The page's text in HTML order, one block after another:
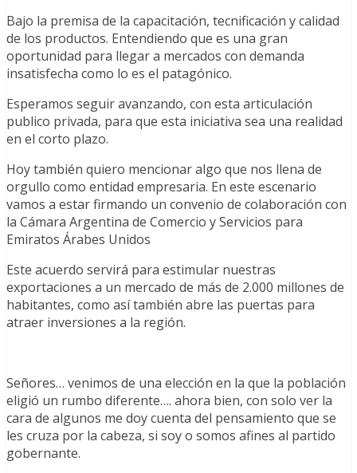
Bajo la premisa de la capacitación, tecnificación y calidad
de los productos. Entendiendo que es una gran
oportunidad para llegar a mercados con demanda
insatisfecha como lo es el patagónico.
Esperamos seguir avanzando, con esta articulación
publico privada, para que esta iniciativa sea una realidad
en el corto plazo.
Hoy también quiero mencionar algo que nos llena de
orgullo como entidad empresaria. En este escenario
vamos a estar firmando un convenio de colaboración con
la Cámara Argentina de Comercio y Servicios para
Emiratos Árabes Unidos
Este acuerdo servirá para estimular nuestras
exportaciones a un mercado de más de 2.000 millones de
habitantes, como así también abre las puertas para
atraer inversiones a la región.
Señores… venimos de una elección en la que la población
eligió un rumbo diferente…. ahora bien, con solo ver la
cara de algunos me doy cuenta del pensamiento que se
les cruza por la cabeza, si soy o somos afines al partido
gobernante.